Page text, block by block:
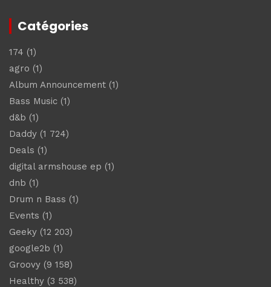
Catégories
174 (1)
agro (1)
Album Announcement (1)
Bass Music (1)
d&b (1)
Daddy (1 724)
Deals (1)
digital armshouse ep (1)
dnb (1)
Drum n Bass (1)
Events (1)
Geeky (12 203)
google2b (1)
Groovy (9 158)
Healthy (3 538)